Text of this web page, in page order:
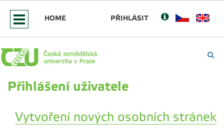
HOME PŘIHLÁSIT
Přihlášení uživatele
Vytvoření nových osobních stránek